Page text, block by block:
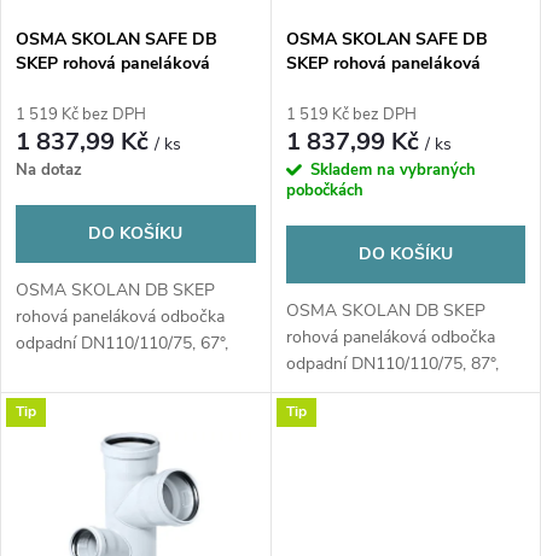
p
r
o
u
k
t
s
p
r
o
d
u
k
t
OSMA SKOLAN SAFE DB
SKEP rohová paneláková
DN110/110/75, 67°, levá,
odhlučněná, PP, bílá
1 519 Kč bez DPH
1 837,99 Kč/ ks
Na dotaz
DO KOŠÍKU
OSMA SKOLAN DB SKEP
rohová paneláková odbočka
odpadní DN110/110/75, 67°,
OSMA SKOLAN SAFE DB
SKEP rohová paneláková
DN110/110/75, 87°, pravá,
odhlučněná, PP, bílá
1 519 Kč bez DPH
1 837,99 Kč/ ks
Skladem na vybraných
pobočkách
DO KOŠÍKU
OSMA SKOLAN DB SKEP
rohová paneláková odbočka
odpadní DN110/110/75, 87°,
pravá, odhlučněná, PP, bílá
Tip Tip